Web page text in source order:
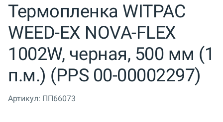
Термопленка WITPAC
WEED-EX NOVA-FLEX
1002W, черная, 500 мм (1
п.м.) (PPS 00-00002297)
Артикул: ПП66073